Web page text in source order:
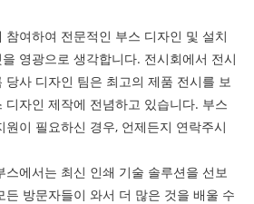
참여하여 전문적인 부스 디자인 및 설치
영광으로 생각합니다. 전시회에서 전시
당사 디자인 팀은 최고의 제품 전시를 보
디자인 제작에 전념하고 있습니다. 부스
이 필요하신 경우, 언제든지 연락주시
스에서는 최신 인쇄 기술 솔루션을 선보
든 방문자들이 와서 더 많은 것을 배울 수